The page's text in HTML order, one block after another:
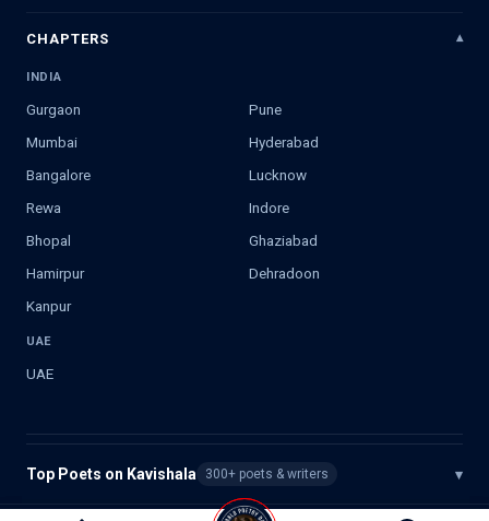
CHAPTERS
INDIA
Gurgaon
Pune
Mumbai
Hyderabad
Bangalore
Lucknow
Rewa
Indore
Bhopal
Ghaziabad
Hamirpur
Dehradoon
Kanpur
UAE
UAE
Top Poets on Kavishala 300+ poets & writers ▾